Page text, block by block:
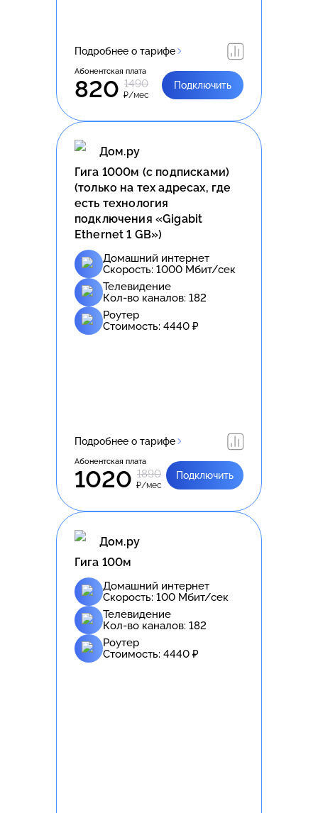
Подробнее о тарифе
Абонентская плата
820 1490
₽/мес
Подключить
Дом.ру
Гига 1000м (с подписками)
(только на тех адресах, где
есть технология
подключения «Gigabit
Ethernet 1 GB»)
Домашний интернет
Скорость: 1000 Мбит/сек
Телевидение
Кол-во каналов: 182
Роутер
Стоимость: 4440 ₽
Подробнее о тарифе
Абонентская плата
1020 1890
₽/мес
Подключить
Дом.ру
Гига 100м
Домашний интернет
Скорость: 100 Мбит/сек
Телевидение
Кол-во каналов: 182
Роутер
Стоимость: 4440 ₽